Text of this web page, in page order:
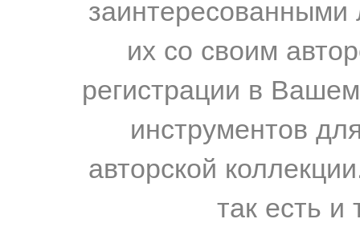
их со своим
регистрации в
инструментов
авторской
так есть и